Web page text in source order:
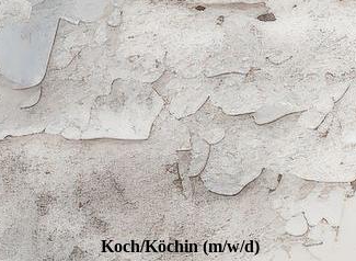
Koch/Köchin (m/w/d)